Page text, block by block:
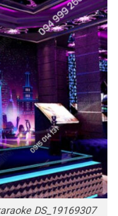
DS_19169307